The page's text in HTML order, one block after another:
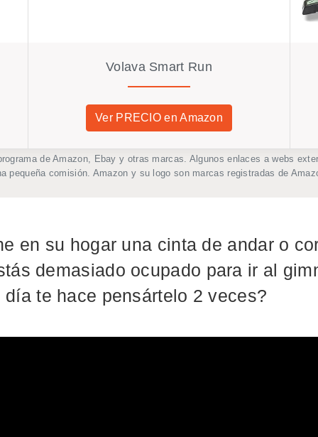
Volava Smart Run
Ver PRECIO en Amazon
de Amazon, Ebay y otras marcas. Algunos enlaces a webs
pequeña comisión. Amazon y su logo son marcas registradas de
en su hogar una cinta de andar o
demasiado ocupado para ir al
te hace pensártelo 2 veces?